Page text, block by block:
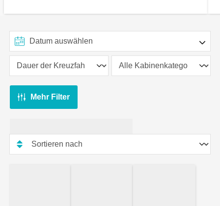
Mehr Filter